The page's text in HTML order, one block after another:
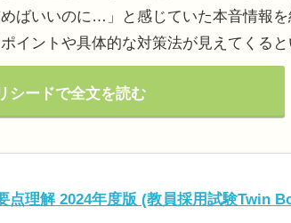
ばいいのに…」と感じていた本音情報
イントや具体的な対策法が見えてくると
シードで全文を読む
点理解 2024年度版 (教員採用試験Twin